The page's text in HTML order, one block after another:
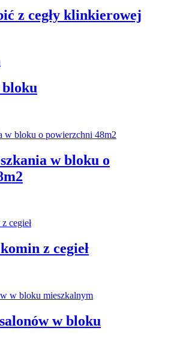
z cegły klinkierowej
bloku
w bloku o
z cegieł
w bloku